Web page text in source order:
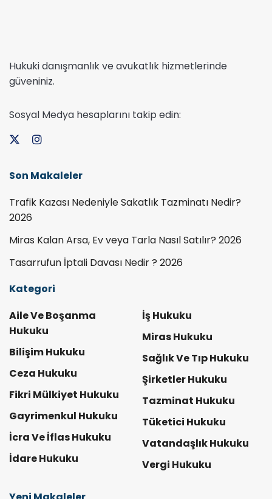
Hukuki danışmanlık ve avukatlık hizmetlerinde
güveniniz.
Sosyal Medya hesaplarını takip edin:
Son Makaleler
Trafik Kazası Nedeniyle Sakatlık Tazminatı Nedir?
2026
Miras Kalan Arsa, Ev veya Tarla Nasıl Satılır? 2026
Tasarrufun İptali Davası Nedir ? 2026
Kategori
Aile Ve Boşanma
Hukuku
Bilişim Hukuku
Ceza Hukuku
Fikri Mülkiyet Hukuku
Gayrimenkul Hukuku
İcra Ve İflas Hukuku
İdare Hukuku
İş Hukuku
Miras Hukuku
Sağlık Ve Tıp Hukuku
Şirketler Hukuku
Tazminat Hukuku
Tüketici Hukuku
Vatandaşlık Hukuku
Vergi Hukuku